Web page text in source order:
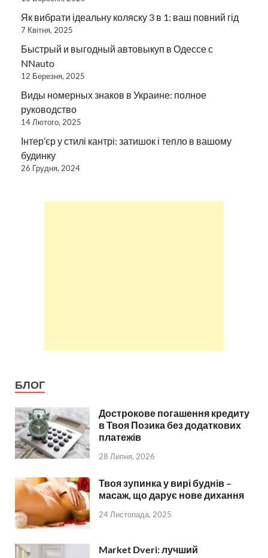
Як вибрати ідеальну коляску 3 в 1: ваш повний гід
7 Квітня, 2025
Быстрый и выгодный автовыкуп в Одессе с
NNauto
12 Березня, 2025
Виды номерных знаков в Украине: полное
руководство
14 Лютого, 2025
Інтер’єр у стилі кантрі: затишок і тепло в вашому
будинку
26 Грудня, 2024
БЛОГ
Дострокове погашення кредиту
в Твоя Позика без додаткових
платежів
28 Липня, 2026
Твоя зупинка у вирі буднів –
масаж, що дарує нове дихання
24 Листопада, 2025
Market Dveri: лучший